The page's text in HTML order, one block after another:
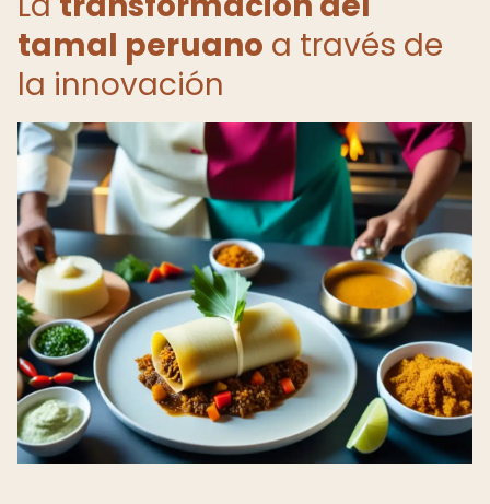
tamal peruano a través de
la innovación